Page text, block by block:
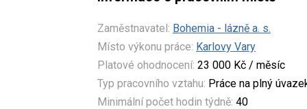
Zaměstnavatel: Bohemia - lázně a. s.
Místo výkonu práce: Karlovy Vary
Platové ohodnocení: 23 000 Kč / měsíc
Typ pracovního vztahu: Práce na plný
Minimální počet hodin týdně: 40